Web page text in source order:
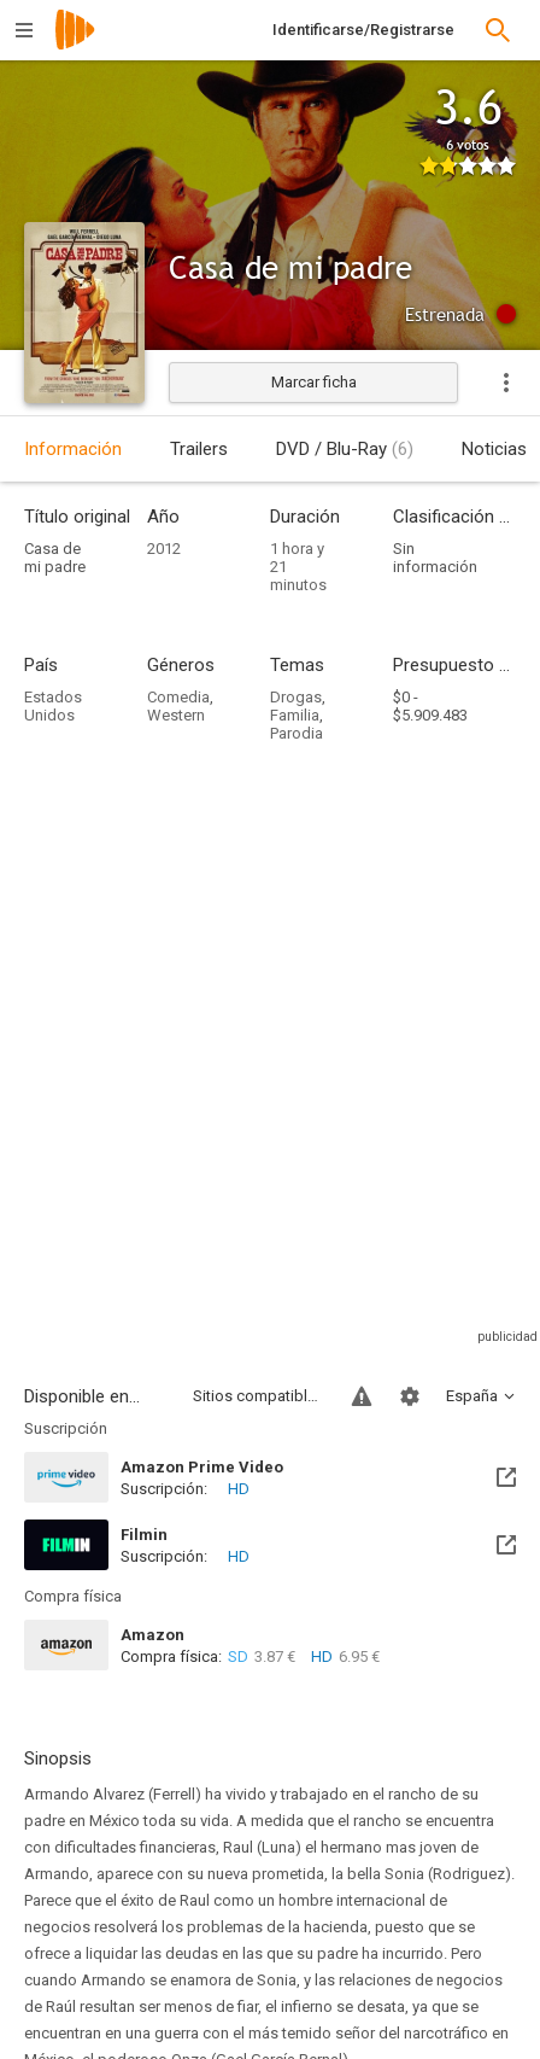
Identificarse/Registrarse
3.6
6 votos
Casa de mi padre
Estrenada
Marcar ficha
Información Trailers DVD / Blu-Ray (6) Noticias
Título original
Casa de
mi padre
Año
2012
Duración
1 hora y
21
minutos
Clasificación por edades
Sin
información
País
Estados
Unidos
Géneros
Comedia,
Western
Temas
Drogas,
Familia,
Parodia
Presupuesto - Ingresos
$0 -
$5.909.483
Disponible en... España
Sitios compatibles
Suscripción
Amazon Prime Video
Suscripción:
HD
Filmin
Disponible hasta el Mié, 16 Dic 2026 (Quedan 4 meses)
Suscripción: HD
Compra física
Amazon
Compra física: SD 3.87 € HD 6.95 €
Sinopsis
Armando Alvarez (Ferrell) ha vivido y trabajado en el rancho de su
padre en México toda su vida. A medida que el rancho se encuentra
con dificultades financieras, Raul (Luna) el hermano mas joven de
Armando, aparece con su nueva prometida, la bella Sonia (Rodriguez).
Parece que el éxito de Raul como un hombre internacional de
negocios resolverá los problemas de la hacienda, puesto que se
ofrece a liquidar las deudas en las que su padre ha incurrido. Pero
cuando Armando se enamora de Sonia, y las relaciones de negocios
de Raúl resultan ser menos de fiar, el infierno se desata, ya que se
encuentran en una guerra con el más temido señor del narcotráfico en